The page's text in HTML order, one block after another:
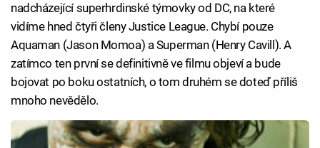
nadcházející superhrdinské týmovky od DC, na které
vidíme hned čtyři členy Justice League. Chybí pouze
Aquaman (Jason Momoa) a Superman (Henry Cavill). A
zatímco ten první se definitivně ve filmu objeví a bude
bojovat po boku ostatních, o tom druhém se doteď příliš
mnoho nevědělo.